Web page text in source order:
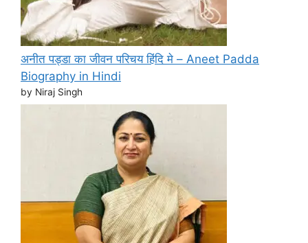
अनीत पड्डा का जीवन परिचय हिंदि मे – Aneet Padda
Biography in Hindi
by Niraj Singh